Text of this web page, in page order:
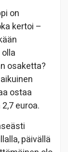
on
kertoi –
osaketta?
ostaa
euroa.
päivällä